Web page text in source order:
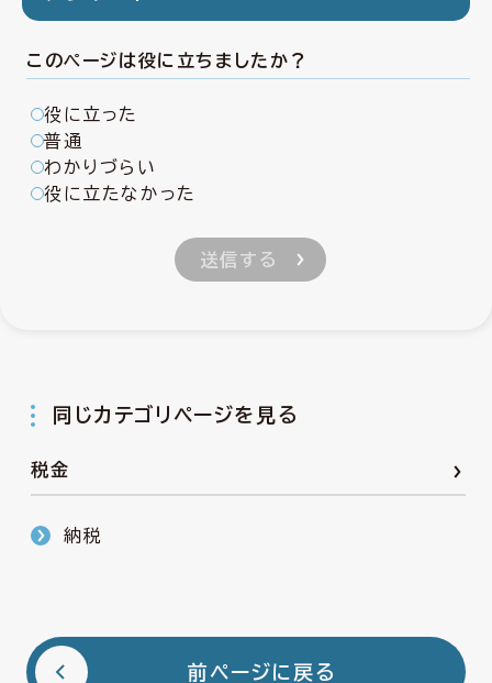
このページは役に立ちましたか？
役に立った
普通
わかりづらい
役に立たなかった
同じカテゴリページを見る
税金
納税
前ページに戻る